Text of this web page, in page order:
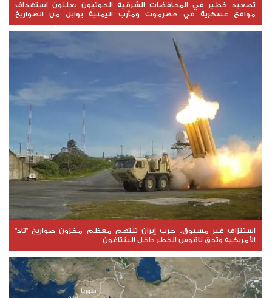
تصعيد خطير في المحافضات الشرقية الحوثيون يعلنون استهداف
مواقع عسكرية في حضرموت ومأرب اليمنية بوابل من الصواريخ
والطائرات المسيّرة
استنزاف غير مسبوق.. حرب إيران تلتهم معظم مخزون صواريخ "ثاد"
الأمريكية وتدق ناقوس الخطر داخل البنتاغون